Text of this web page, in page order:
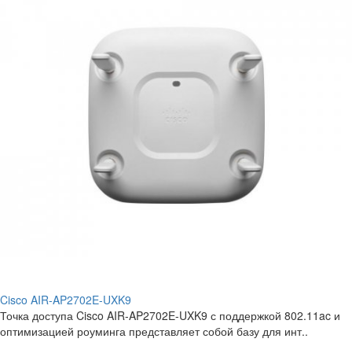
Cisco AIR-AP2702E-UXK9
Точка доступа Cisco AIR-AP2702E-UXK9 с поддержкой 802.11ac и
оптимизацией роуминга представляет собой базу для инт..